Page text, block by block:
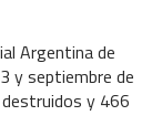
Argentina de
y septiembre de
y 466